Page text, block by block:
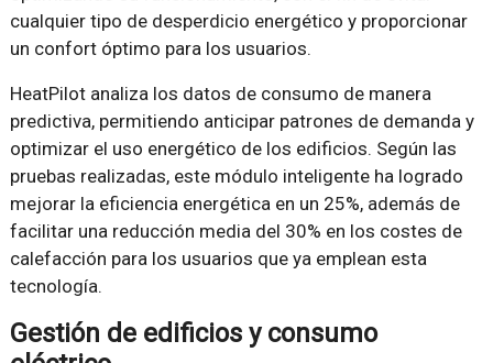
cualquier tipo de desperdicio energético y proporcionar
un confort óptimo para los usuarios.
HeatPilot analiza los datos de consumo de manera
predictiva, permitiendo anticipar patrones de demanda y
optimizar el uso energético de los edificios. Según las
pruebas realizadas, este módulo inteligente ha logrado
mejorar la eficiencia energética en un 25%, además de
facilitar una reducción media del 30% en los costes de
calefacción para los usuarios que ya emplean esta
tecnología.
Gestión de edificios y consumo